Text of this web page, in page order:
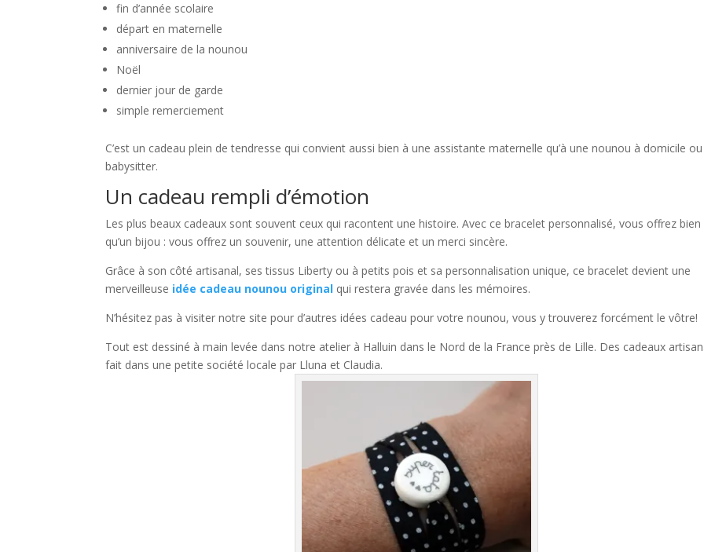
fin d’année scolaire
départ en maternelle
anniversaire de la nounou
Noël
dernier jour de garde
simple remerciement
C’est un cadeau plein de tendresse qui convient aussi bien à une assistante maternelle qu’à une nounou à domicile
babysitter.
Un cadeau rempli d’émotion
Les plus beaux cadeaux sont souvent ceux qui racontent une histoire. Avec ce bracelet personnalisé, vous offrez bien
qu’un bijou : vous offrez un souvenir, une attention délicate et un merci sincère.
Grâce à son côté artisanal, ses tissus Liberty ou à petits pois et sa personnalisation unique, ce bracelet devient une
merveilleuse idée cadeau nounou original qui restera gravée dans les mémoires.
N’hésitez pas à visiter notre site pour d’autres idées cadeau pour votre nounou, vous y trouverez forcément le vôtre!
Tout est dessiné à main levée dans notre atelier à Halluin dans le Nord de la France près de Lille. Des cadeaux
fait dans une petite société locale par Lluna et Claudia.